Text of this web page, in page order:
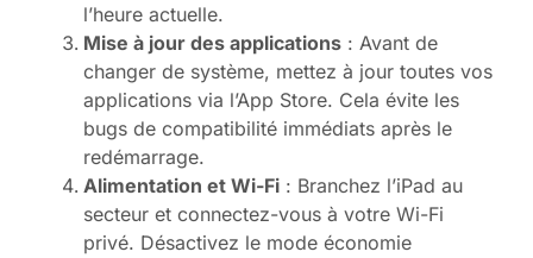
l’heure actuelle.
Mise à jour des applications : Avant de
changer de système, mettez à jour toutes vos
applications via l’App Store. Cela évite les
bugs de compatibilité immédiats après le
redémarrage.
Alimentation et Wi-Fi : Branchez l’iPad au
secteur et connectez-vous à votre Wi-Fi
privé. Désactivez le mode économie